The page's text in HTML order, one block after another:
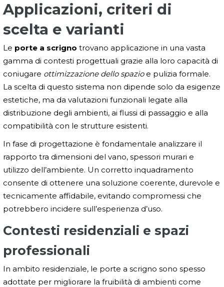
Applicazioni, criteri di
scelta e varianti
Le porte a scrigno trovano applicazione in una vasta
gamma di contesti progettuali grazie alla loro capacità di
coniugare ottimizzazione dello spazioe pulizia formale.
La scelta di questo sistema non dipende solo da esigenze
estetiche, ma da valutazioni funzionali legate alla
distribuzione degli ambienti, ai flussi di passaggio e alla
compatibilità con le strutture esistenti.
In fase di progettazione è fondamentale analizzare il
rapporto tra dimensioni del vano, spessori murari e
utilizzo dell’ambiente. Un corretto inquadramento
consente di ottenere una soluzione coerente, durevole e
tecnicamente affidabile, evitando compromessi che
potrebbero incidere sull’esperienza d’uso.
Contesti residenziali e spazi
professionali
In ambito residenziale, le porte a scrigno sono spesso
adottate per migliorare la fruibilità di ambienti come